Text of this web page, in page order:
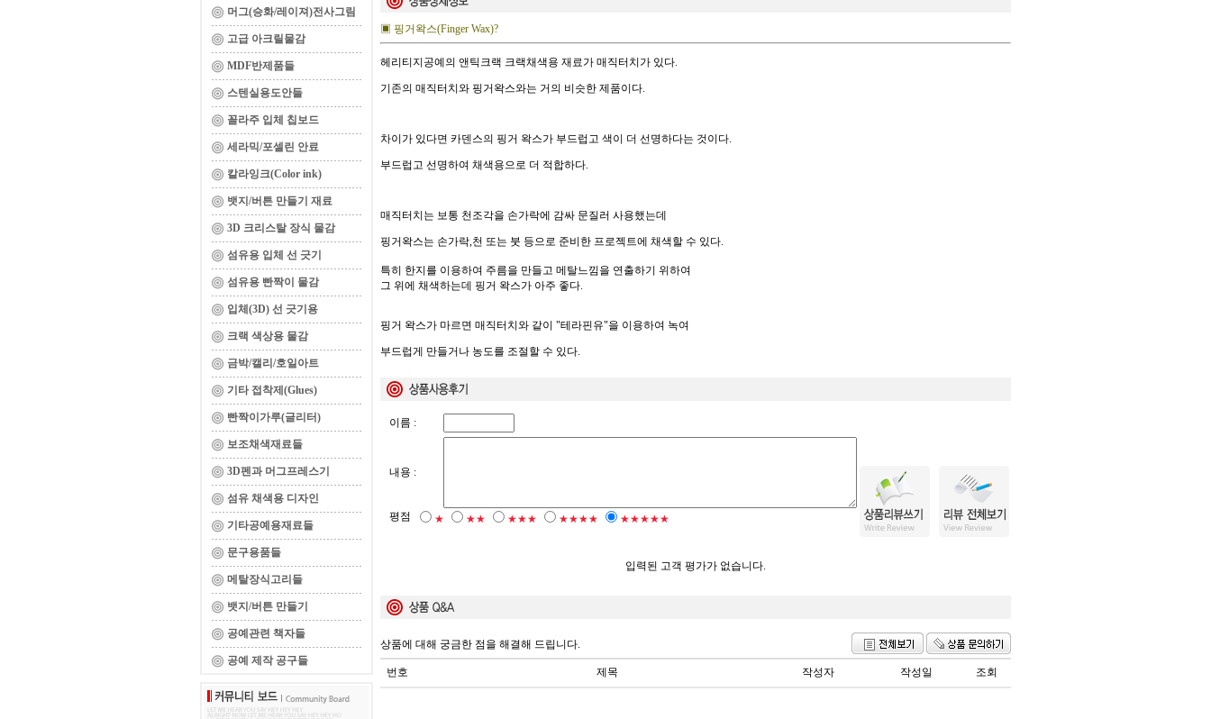
머그(승화/레이져)전사그림
고급 아크릴물감
MDF반제품들
스텐실용도안들
꼴라주 입체 칩보드
세라믹/포셀린 안료
칼라잉크(Color ink)
뱃지/버튼 만들기 재료
3D 크리스탈 장식 물감
섬유용 입체 선 긋기
섬유용 빤짝이 물감
입체(3D) 선 긋기용
크랙 색상용 물감
금박/캘리/호일아트
기타 접착제(Glues)
빤짝이가루(글리터)
보조채색재료들
3D펜과 머그프레스기
섬유 채색용 디자인
기타공예용재료들
문구용품들
메탈장식고리들
뱃지/버튼 만들기
공예관련 책자들
공예 제작 공구들
▣ 핑거왁스(Finger Wax)?
헤리티지공예의 앤틱크랙 크랙채색용 재료가 매직터치가 있다.
기존의 매직터치와 핑거왁스와는 거의 비슷한 제품이다.
차이가 있다면 카덴스의 핑거 왁스가 부드럽고 색이 더 선명하다는 것이다.
부드럽고 선명하여 채색용으로 더 적합하다.
매직터치는 보통 천조각을 손가락에 감싸 문질러 사용했는데
핑거왁스는 손가락,천 또는 붓 등으로 준비한 프로젝트에 채색할 수 있다.
특히 한지를 이용하여 주름을 만들고 메탈느낌을 연출하기 위하여
그 위에 채색하는데 핑거 왁스가 아주 좋다.
핑거 왁스가 마르면 매직터치와 같이 "테라핀유"을 이용하여 녹여
부드럽게 만들거나 농도를 조절할 수 있다.
이름 :
내용 :
평점 ★ ★★ ★★★ ★★★★ ★★★★★
입력된 고객 평가가 없습니다.
상품에 대해 궁금한 점을 해결해 드립니다.
번호 제목 작성자 작성일 조회